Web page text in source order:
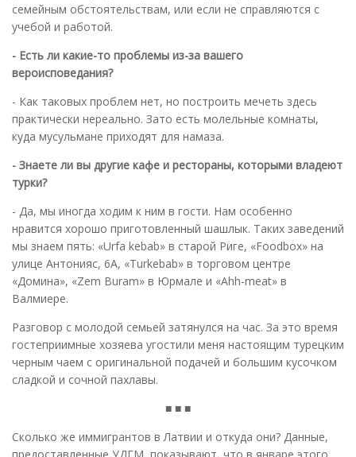
семейным обстоятельствам, или если не справляются с
учебой и работой.
- Есть ли какие-то проблемы из-за вашего
вероисповедания?
- Как таковых проблем нет, но построить мечеть здесь
практически нереально. Зато есть молельные комнаты,
куда мусульмане приходят для намаза.
- Знаете ли вы другие кафе и рестораны, которыми владеют
турки?
- Да, мы иногда ходим к ним в гости. Нам особенно
нравится хорошо приготовленный шашлык. Таких заведений
мы знаем пять: «Urfa kebab» в старой Риге, «Foodbox» на
улице Антонияс, 6А, «Turkebab» в торговом центре
«Домина», «Zem Buram» в Юрмале и «Ahh-meat» в
Валмиере.
Разговор с молодой семьей затянулся на час. За это время
гостеприимные хозяева угостили меня настоящим турецким
черным чаем с оригинальной подачей и большим кусочком
сладкой и сочной пахлавы.
■ ■ ■
Сколько же иммигрантов в Латвии и откуда они? Данные,
предоставленные УДГМ, показывают, что в январе этого